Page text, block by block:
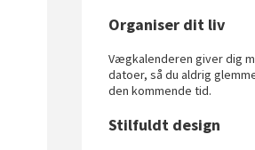
Organiser dit liv
Vægkalenderen giver dig
datoer, så du aldrig
den kommende tid.
Stilfuldt design